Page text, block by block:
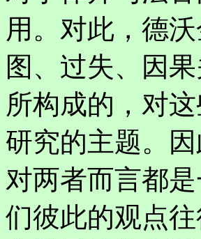
用。对此，德
图、过失、因
所构成的，对
研究的主题。
对两者而言都
们彼此的观点